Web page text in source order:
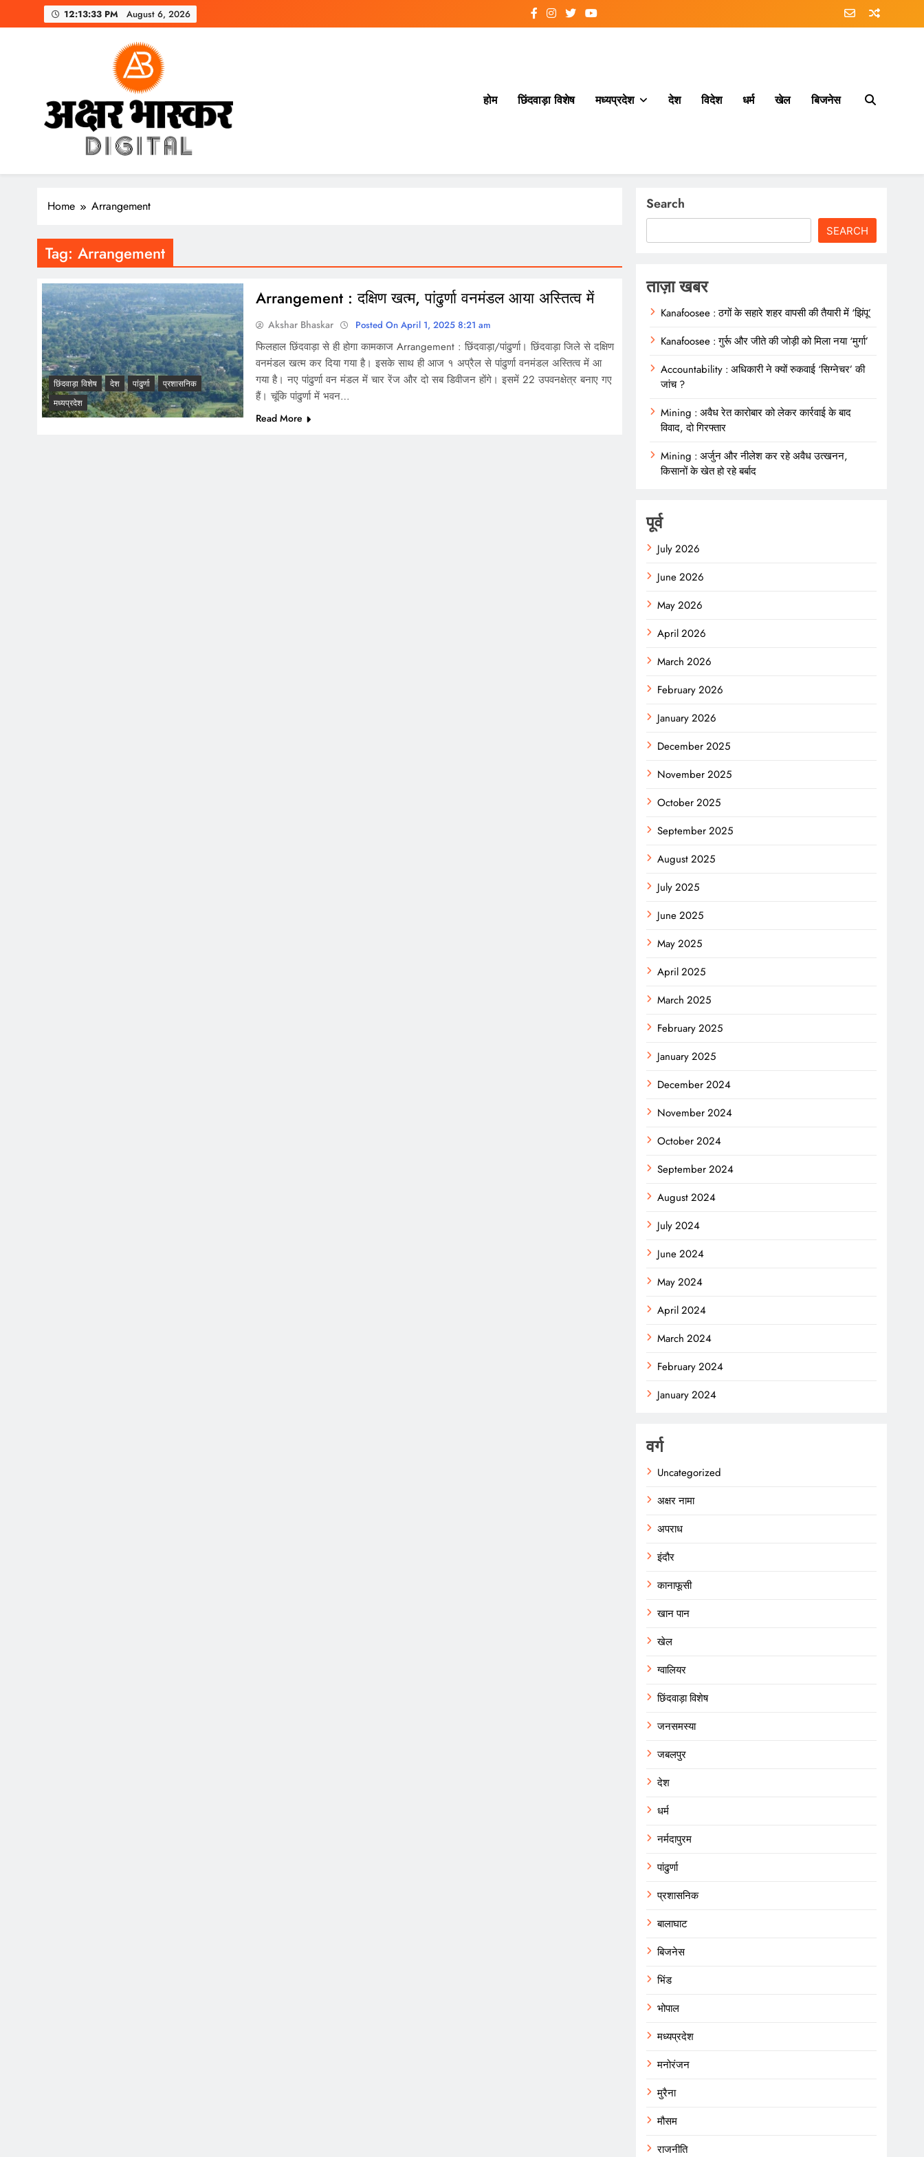
to
12:13:34 PM August 6, 2026
अक्षर भास्कर
डिजिटल
होम छिंदवाड़ा विशेष मध्यप्रदेश देश विदेश धर्म खेल बिजनेस
Home Arrangement
Tag: Arrangement
छिंदवाड़ा विशेष देश पांढुर्णा
प्रशासनिक
मध्यप्रदेश
Arrangement : दक्षिण खत्म, पांढुर्णा वनमंडल आया अस्तित्व में
Akshar Bhaskar Posted On April 1, 2025 8:21 am
फिलहाल छिंदवाड़ा से ही होगा कामकाज Arrangement : छिंदवाड़ा/पांढुर्णा। छिंदवाड़ा जिले से दक्षिण
वनमंडल खत्म कर दिया गया है। इसके साथ ही आज १ अप्रैल से पांढुर्णा वनमंडल अस्तित्व में आ
गया है। नए पांढुर्णा वन मंडल में चार रेंज और दो सब डिवीजन होंगे। इसमें 22 उपवनक्षेत्र बनाए गए
हैं। चूंकि पांढुर्णा में भवन…
Read More
Search
SEARCH
ताज़ा खबर
Kanafoosee : ठगों के सहारे शहर वापसी की तैयारी में ‘झिंपू’
Kanafoosee : गुर्रू और जीते की जोड़ी को मिला नया ‘मुर्गा’
Accountability : अधिकारी ने क्यों रुकवाई ‘सिग्नेचर’ की
जांच ?
Mining : अवैध रेत कारोबार को लेकर कार्रवाई के बाद
विवाद, दो गिरफ्तार
Mining : अर्जुन और नीलेश कर रहे अवैध उत्खनन,
किसानों के खेत हो रहे बर्बाद
पूर्व
July 2026
June 2026
May 2026
April 2026
March 2026
February 2026
January 2026
December 2025
November 2025
October 2025
September 2025
August 2025
July 2025
June 2025
May 2025
April 2025
March 2025
February 2025
January 2025
December 2024
November 2024
October 2024
September 2024
August 2024
July 2024
June 2024
May 2024
April 2024
March 2024
February 2024
January 2024
वर्ग
Uncategorized
अक्षर नामा
अपराध
इंदौर
कानाफूसी
खान पान
खेल
ग्वालियर
छिंदवाड़ा विशेष
जनसमस्या
जबलपुर
देश
धर्म
नर्मदापुरम
पांढुर्णा
प्रशासनिक
बालाघाट
बिजनेस
भिंड
भोपाल
मध्यप्रदेश
मनोरंजन
मुरैना
मौसम
राजनीति